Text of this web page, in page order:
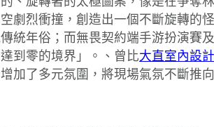
劇烈衝撞，創造出一個不斷旋轉的
統年俗；而無畏契約端手游扮演賽
到零的境界」。、曾比大直室內設計
加了多元氛圍，將現場氣氛不斷推